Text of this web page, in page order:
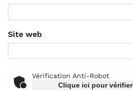
Site web
Vérification Anti-Robot
Clique ici pour vérifier